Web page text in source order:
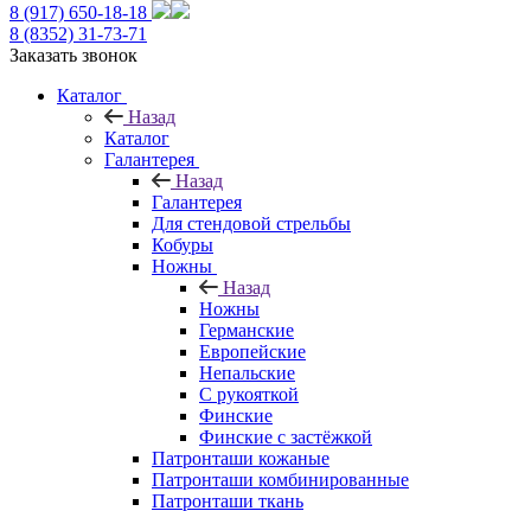
8 (917) 650-18-18
8 (8352) 31-73-71
Заказать звонок
Каталог
Назад
Каталог
Галантерея
Назад
Галантерея
Для стендовой стрельбы
Кобуры
Ножны
Назад
Ножны
Германские
Европейские
Непальские
С рукояткой
Финские
Финские с застёжкой
Патронташи кожаные
Патронташи комбинированные
Патронташи ткань